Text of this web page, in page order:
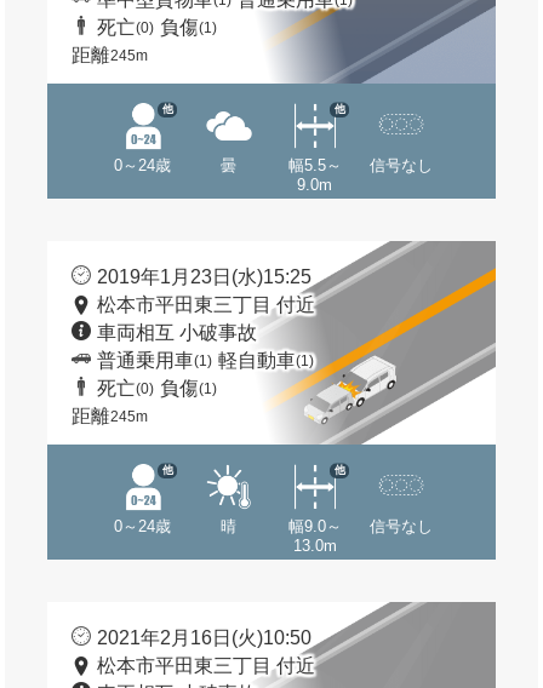
死亡(0) 負傷(1)
距離245m
0～24歳
他
曇
幅5.5～
9.0m
他
信号なし
2019年1月23日(水)15:25
松本市平田東三丁目 付近
車両相互 小破事故
普通乗用車(1) 軽自動車(1)
死亡(0) 負傷(1)
距離245m
0～24歳
他
晴
幅9.0～
13.0m
他
信号なし
2021年2月16日(火)10:50
松本市平田東三丁目 付近